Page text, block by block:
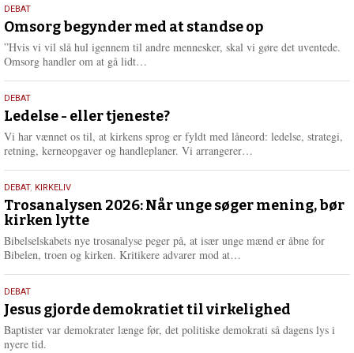
e
r
e
9.
juli
2026
DEBAT
Omsorg begynder med at standse op
”Hvis vi vil slå hul igennem til andre mennesker, skal vi gøre det uventede.
Omsorg handler om at gå lidt…
e
r
e
10.
juni
2026
DEBAT
Ledelse - eller tjeneste?
Vi har vænnet os til, at kirkens sprog er fyldt med låneord: ledelse, strategi,
retning, kerneopgaver og handleplaner. Vi arrangerer…
e
2.
juni
2026
DEBAT, KIRKELIV
Trosanalysen 2026: Når unge søger mening, bør
kirken lytte
Bibelselskabets nye trosanalyse peger på, at især unge mænd er åbne for
Bibelen, troen og kirken. Kritikere advarer mod at…
e
r
18.
maj
2026
DEBAT
Jesus gjorde demokratiet til virkelighed
Baptister var demokrater længe før, det politiske demokrati så dagens lys i
nyere tid.